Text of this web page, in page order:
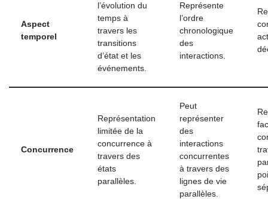
Aspect
temporel
l’évolution du
temps à
travers les
transitions
d’état et les
événements.
Représente
l’ordre
chronologique
des
interactions.
Concurrence
Représentation
limitée de la
concurrence à
travers des
états
parallèles.
Peut
représenter
des
interactions
concurrentes
à travers des
lignes de vie
parallèles.